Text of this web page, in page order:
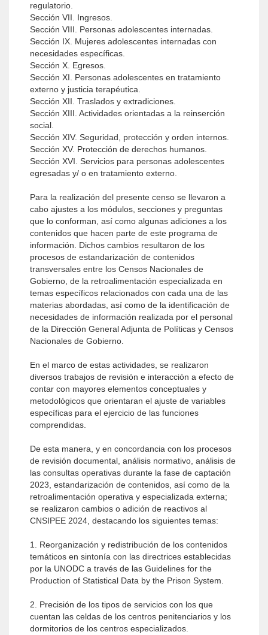
regulatorio.
Sección VII. Ingresos.
Sección VIII. Personas adolescentes internadas.
Sección IX. Mujeres adolescentes internadas con
necesidades específicas.
Sección X. Egresos.
Sección XI. Personas adolescentes en tratamiento
externo y justicia terapéutica.
Sección XII. Traslados y extradiciones.
Sección XIII. Actividades orientadas a la reinserción
social.
Sección XIV. Seguridad, protección y orden internos.
Sección XV. Protección de derechos humanos.
Sección XVI. Servicios para personas adolescentes
egresadas y/ o en tratamiento externo.
Para la realización del presente censo se llevaron a
cabo ajustes a los módulos, secciones y preguntas
que lo conforman, así como algunas adiciones a los
contenidos que hacen parte de este programa de
información. Dichos cambios resultaron de los
procesos de estandarización de contenidos
transversales entre los Censos Nacionales de
Gobierno, de la retroalimentación especializada en
temas específicos relacionados con cada una de las
materias abordadas, así como de la identificación de
necesidades de información realizada por el personal
de la Dirección General Adjunta de Políticas y Censos
Nacionales de Gobierno.
En el marco de estas actividades, se realizaron
diversos trabajos de revisión e interacción a efecto de
contar con mayores elementos conceptuales y
metodológicos que orientaran el ajuste de variables
específicas para el ejercicio de las funciones
comprendidas.
De esta manera, y en concordancia con los procesos
de revisión documental, análisis normativo, análisis de
las consultas operativas durante la fase de captación
2023, estandarización de contenidos, así como de la
retroalimentación operativa y especializada externa;
se realizaron cambios o adición de reactivos al
CNSIPEE 2024, destacando los siguientes temas:
1. Reorganización y redistribución de los contenidos
temáticos en sintonía con las directrices establecidas
por la UNODC a través de las Guidelines for the
Production of Statistical Data by the Prison System.
2. Precisión de los tipos de servicios con los que
cuentan las celdas de los centros penitenciarios y los
dormitorios de los centros especializados.